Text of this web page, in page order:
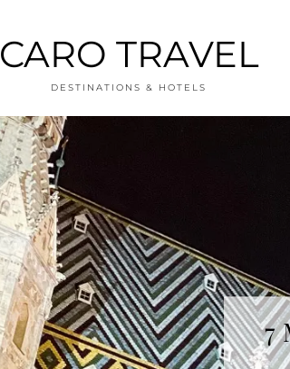
CARO TRAVEL
DESTINATIONS & HOTELS
7